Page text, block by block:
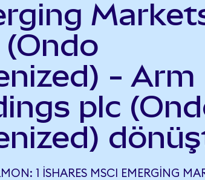
(Ondo
- Arm
plc
1 ISHARES MSCI EMERGING